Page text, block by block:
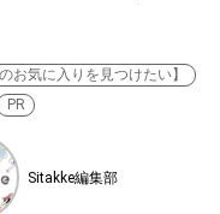
のお気に入りを見つけたい】
PR
Sitakke編集部